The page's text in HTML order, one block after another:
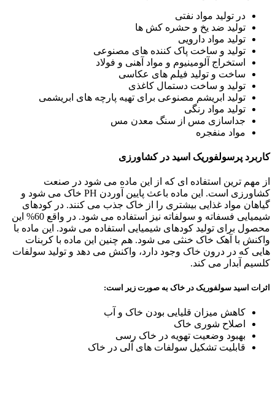
در تولید مواد نفتی
تولید ضد یخ و حشره کش ها
تولید مواد دارویی
تولید و ساخت پاک کننده های مصنوعی
استخراج آلومینیوم و مواد آهنی و فولاد
ساخت و تولید فیلم های عکاسی
تولید و ساخت دستمال کاغذی
تولید ابریشم مصنوعی برای تهیه پارچه های ابریشمی
تولید مواد رنگی
جداسازی مس از سنگ معدن مس
مواد منفجره
کاربرد پرسولفوریک اسید در کشاورزی
از مهم ترین استفاده ای که از این ماده می شود در صنعت
کشاورزی است. این ماده باعث پایین آوردن PH خاک می شود و
گیاهان مواد غذایی بیشتری را از خاک جذب می کنند. در کودهای
شیمیایی فسفاته و سولفاته نیز استفاده می شود. در واقع 60% این
محصول برای تولید کودهای شیمیایی استفاده می شود. این ماده با
واکنش با آهک خاک خنثی می شود. هم چنین این ماده با کربنات
هایی که در درون خاک وجود دارد، واکنش می دهد و تولید سولفات
کلسیم آبدار می کند.
اثرات اسید سولفوریک در خاک به صورت زیر است:
کاهش میزان قلیایی بودن خاک و آب
اصلاح شوری خاک
بهبود وضعیت تهویه در خاک رسی
قابلیت تشکیل سولفات های آلی در خاک